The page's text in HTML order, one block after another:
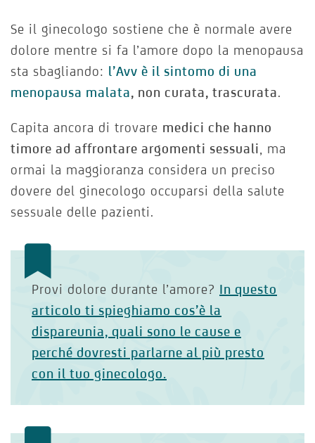
Se il ginecologo sostiene che è normale avere
dolore mentre si fa l’amore dopo la menopausa
sta sbagliando: l’Avv è il sintomo di una
menopausa malata, non curata, trascurata.
Capita ancora di trovare medici che hanno
timore ad affrontare argomenti sessuali , ma
ormai la maggioranza considera un preciso
dovere del ginecologo occuparsi della salute
sessuale delle pazienti.
Provi dolore durante l’amore? In questo
articolo ti spieghiamo cos’è la
dispareunia, quali sono le cause e
perché dovresti parlarne al più presto
con il tuo ginecologo.